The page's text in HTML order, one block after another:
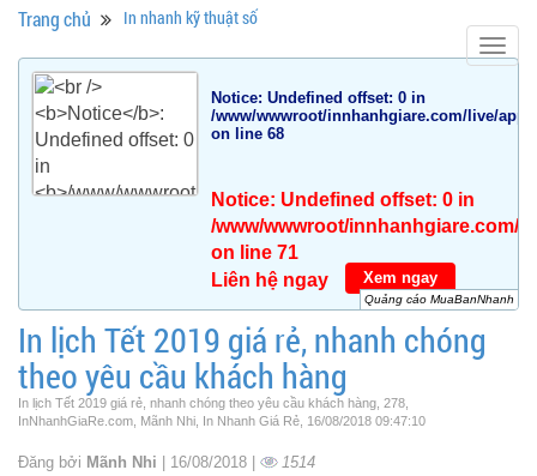
Trang chủ In nhanh kỹ thuật số
Notice: Undefined offset: 0 in
/www/wwwroot/innhanhgiare.com/live/
on line 68
Notice: Undefined offset: 0 in
/www/wwwroot/innhanhgiare.com/
on line 71
Liên hệ ngay
Xem ngay
Quảng cáo MuaBanNhanh
In lịch Tết 2019 giá rẻ, nhanh chóng
theo yêu cầu khách hàng
In lịch Tết 2019 giá rẻ, nhanh chóng theo yêu cầu khách hàng, 278,
InNhanhGiaRe.com, Mãnh Nhi, In Nhanh Giá Rẻ, 16/08/2018 09:47:10
Đăng bởi Mãnh Nhi | 16/08/2018 | 1514